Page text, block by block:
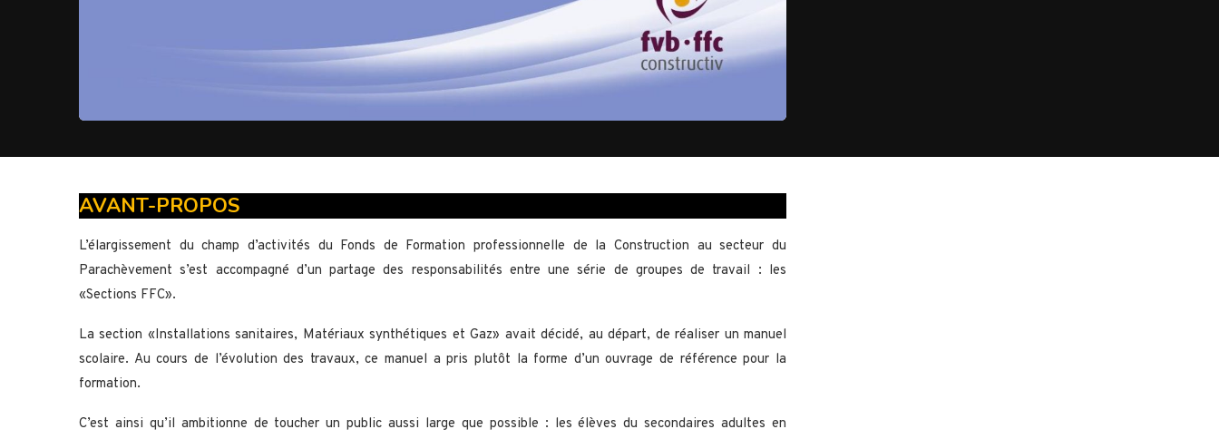
AVANT-PROPOS
L’élargissement du champ d’activités du Fonds de Formation professionnelle de la Construction au secteur du
Parachèvement s’est accompagné d’un partage des responsabilités entre une série de groupes de travail : les
«Sections FFC».
La section «Installations sanitaires, Matériaux synthétiques et Gaz» avait décidé, au départ, de réaliser un manuel
scolaire. Au cours de l’évolution des travaux, ce manuel a pris plutôt la forme d’un ouvrage de référence pour la
formation.
C’est ainsi qu’il ambitionne de toucher un public aussi large que possible : les élèves du secondaires adultes en